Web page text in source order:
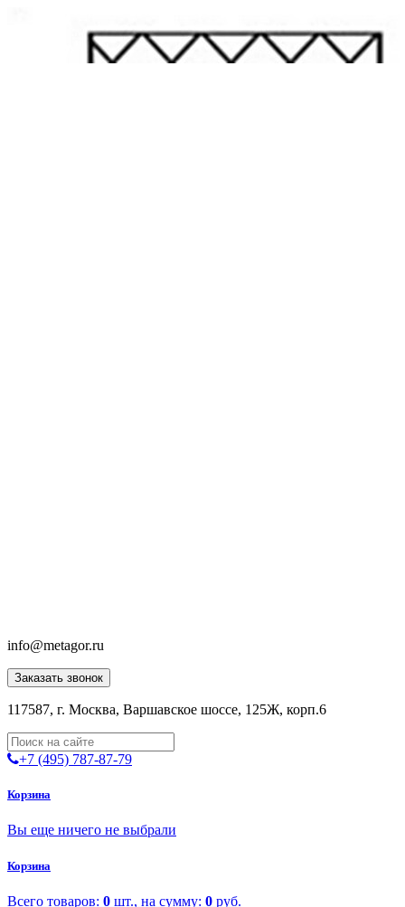
info@metagor.ru
Заказать звонок
117587, г. Москва, Варшавское шоссе, 125Ж, корп.6
+7 (495) 787-87-79
Корзина
Вы еще ничего не выбрали
Корзина
Всего товаров: 0 шт., на сумму: 0 руб.